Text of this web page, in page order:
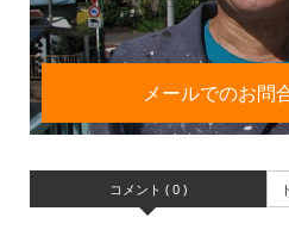
メールでのお問
コメント ( 0 )